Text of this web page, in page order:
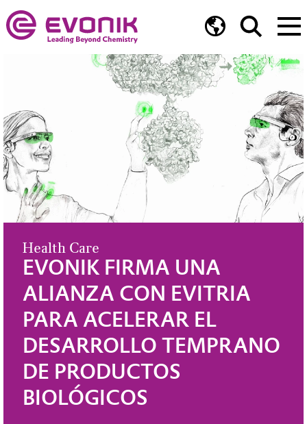
EVONIK OPTIMIZA
SUMINISTRO DE
METANOL PARA SU
DE PRODUCCIÓN
METIONINA EN